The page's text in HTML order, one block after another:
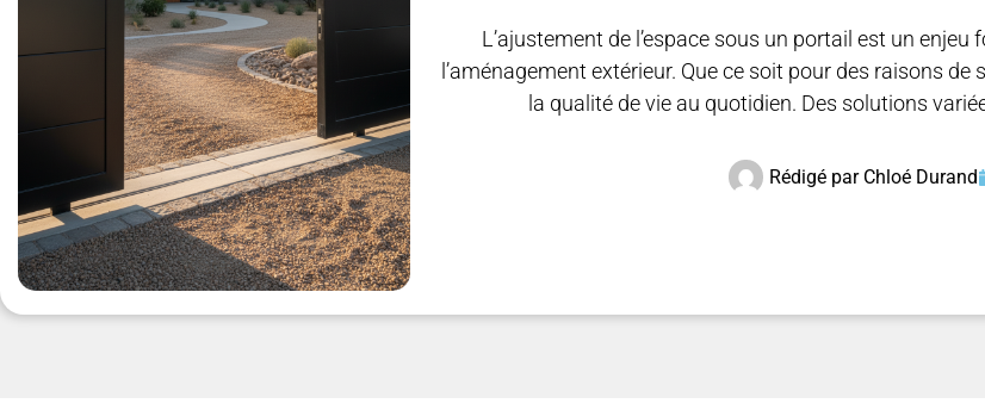
L’ajustement de l’espace sous un portail est un
l’aménagement extérieur. Que ce soit pour des raisons
la qualité de vie au quotidien. Des solutions
Rédigé par Chloé Durand